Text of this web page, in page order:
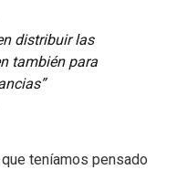
distribuir las
también para
teníamos pensado